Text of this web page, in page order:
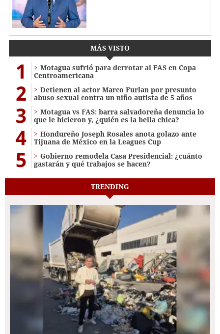
MÁS VISTO
1
Motagua sufrió para derrotar al FAS en Copa
Centroamericana
2
Detienen al actor Marco Furlan por presunto
abuso sexual contra un niño autista de 5 años
3
Motagua vs FAS: barra salvadoreña denuncia lo
que le hicieron y, ¿quién es la bella chica?
4
Hondureño Joseph Rosales anota golazo ante
Tijuana de México en la Leagues Cup
5
Gobierno remodela Casa Presidencial: ¿cuánto
gastarán y qué trabajos se hacen?
TRENDING